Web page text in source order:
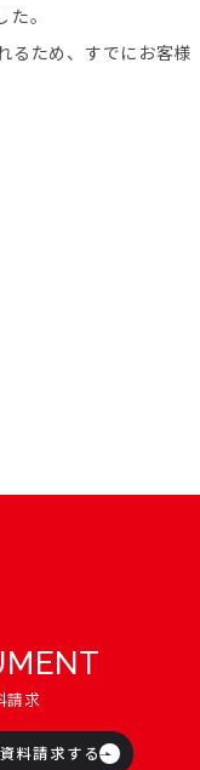
。
るため、すでにお客様
請求
料請求する